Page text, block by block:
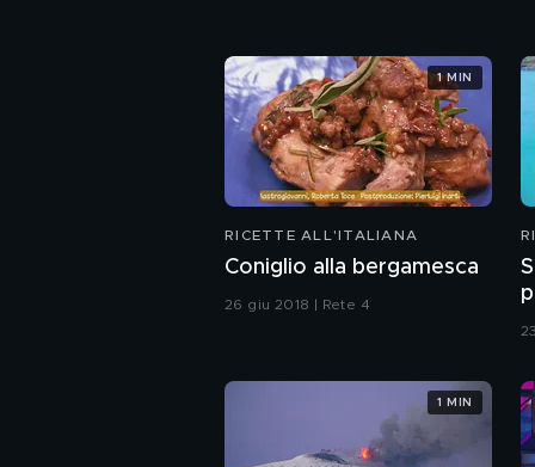
RICETTE ALL'ITALIANA
Coniglio alla bergamesca
26 giu 2018 | Rete 4
1 MIN
1 MIN